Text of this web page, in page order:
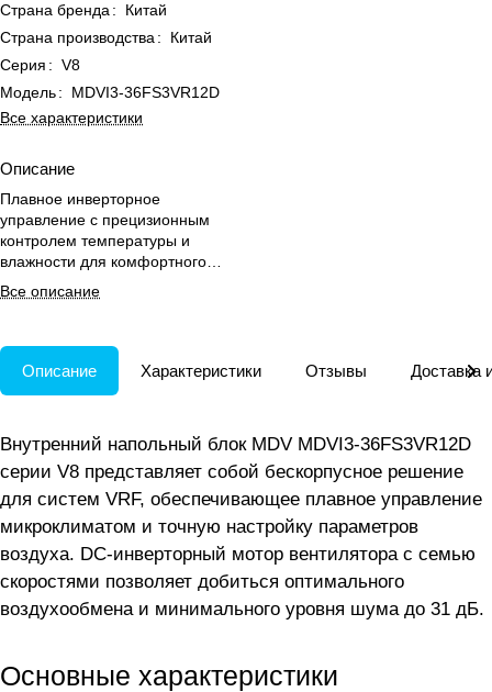
Страна бренда :
Китай
Страна производства :
Китай
Серия : V8
Модель:
MDVI3-36FS3VR12D
Все характеристики
Описание
Плавное инверторное
управление с прецизионным
контролем температуры и
влажности для комфортного
обогрева и охлаждения
помещений до 36 м².
Все описание
Описание Характеристики Отзывы Доставка
Внутренний напольный блок MDV MDVI3-36FS3VR12D
серии V8 представляет собой бескорпусное решение
для систем VRF, обеспечивающее плавное управление
микроклиматом и точную настройку параметров
воздуха. DC-инверторный мотор вентилятора с семью
скоростями позволяет добиться оптимального
воздухообмена и минимального уровня шума до 31 дБ.
Основные характеристики